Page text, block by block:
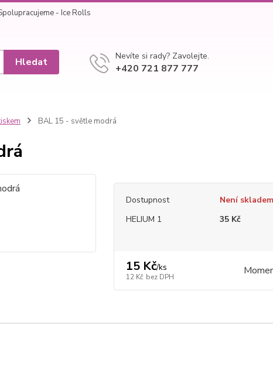
- Ice Rolls
Hledat Nevíte si rady? Zavolejte.
+420 721 877 777
BAL 15 - světle modrá
Dostupnost
Není skladem
HELIUM 1
35 Kč
15 Kč/ks
12 Kč bez DPH